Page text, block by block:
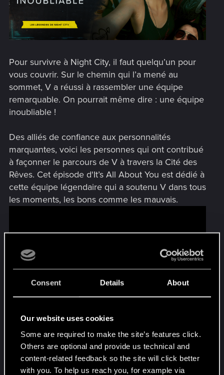
Consent Details About
Our website uses cookies
Some are required to make the site’s features click.
Others are optional and provide us technical and
content-related feedback so the site will click better
with you. To help us reach you, for example via
Pour survivre à Night City, il faut quelqu’un pour
vous couvrir. Sur le chemin qui l’a mené au
sommet, V a réussi à rassembler une équipe
remarquable. On pourrait même dire : une équipe
inoubliable !
Des alliés de confiance aux personnalités
marquantes, voici les personnes qui ont contribué
à façonner le parcours de V à travers la Cité des
Rêves. Cet épisode d'It’s All About You est dédié à
cette équipe légendaire qui a soutenu V dans tous
les moments, les bons comme les mauvais.
Merci de nous suivre et d’exprimer votre amour
pour Cyberpunk 2077 de la manière la plus
créative qui soit. N’oubliez pas de consulter notre
galerie pour découvrir d’autres œuvres et, bien